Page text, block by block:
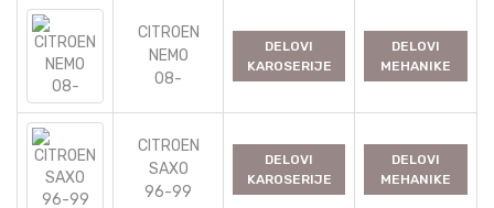
CITROEN
NEMO
08-
DELOVI
KAROSERIJE
DELOVI
MEHANIKE
CITROEN
SAXO
96-99
DELOVI
KAROSERIJE
DELOVI
MEHANIKE